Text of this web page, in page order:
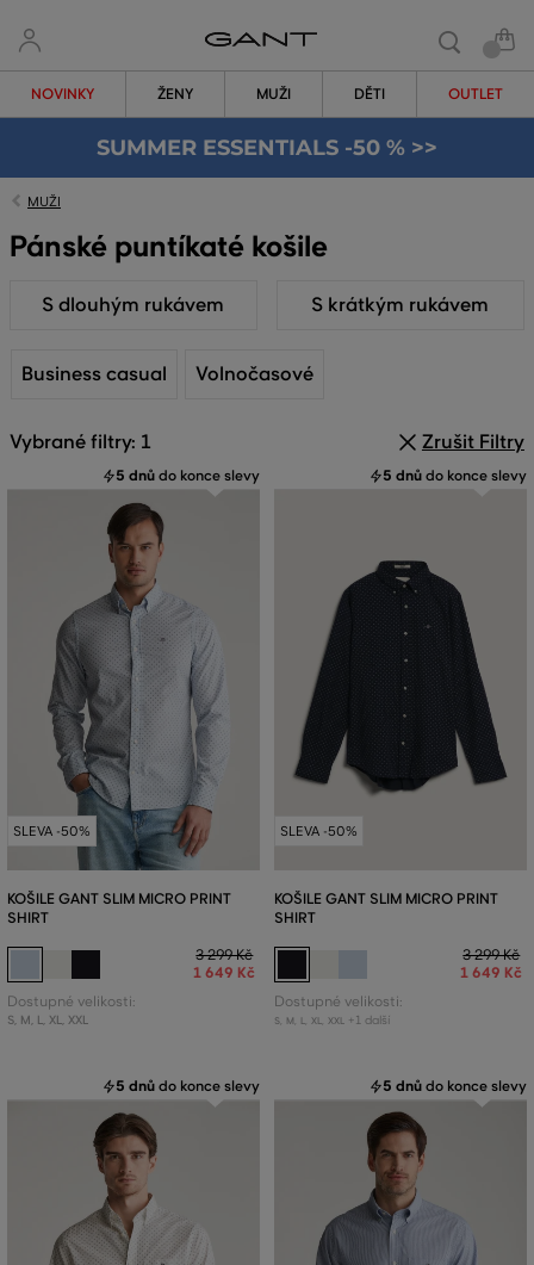
NOVINKY ŽENY MUŽI DĚTI OUTLET
SUMMER ESSENTIALS -50 % >>
MUŽI
Pánské puntíkaté košile
S dlouhým rukávem S krátkým rukávem
Business casual Volnočasové
Vybrané filtry: 1 Zrušit Filtry
5 dnů do konce slevy
SLEVA -50%
KOŠILE GANT SLIM MICRO PRINT
SHIRT
3 299 Kč
1 649 Kč
Dostupné velikosti:
S, M, L, XL, XXL
5 dnů do konce slevy
SLEVA -50%
KOŠILE GANT SLIM MICRO PRINT
SHIRT
3 299 Kč
1 649 Kč
Dostupné velikosti:
S, M L XL XXL +1 další
5 dnů do konce slevy 5 dnů do konce slevy